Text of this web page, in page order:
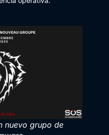
nuevo grupo de